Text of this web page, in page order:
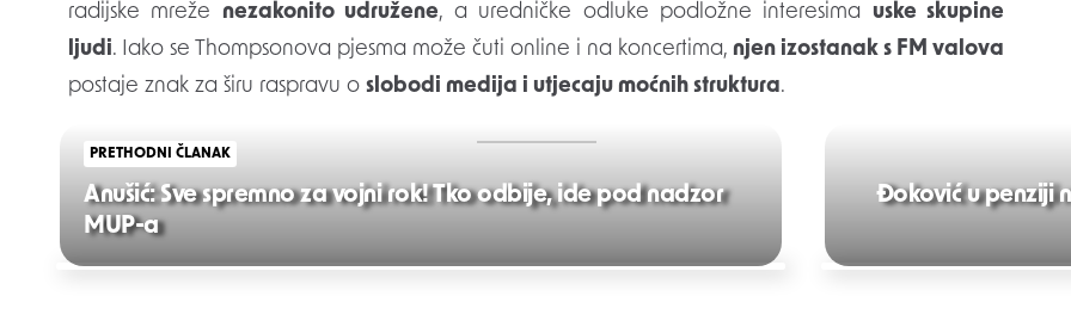
radijske mreže nezakonito udružene, a uredničke odluke podložne interesima uske skupine
ljudi. Iako se Thompsonova pjesma može čuti online i na koncertima, njen izostanak s FM valova
postaje znak za širu raspravu o slobodi medija i utjecaju moćnih struktura.
Post
PRETHODNI ČLANAK
Anušić: Sve spremno za vojni rok! Tko odbije, ide pod nadzor
MUP-a
Đoković u penziji